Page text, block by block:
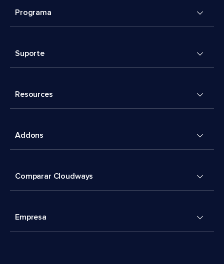
Programa
Suporte
Resources
Addons
Comparar Cloudways
Empresa